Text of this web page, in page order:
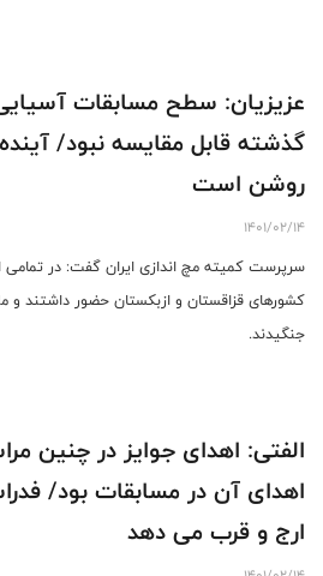
گذشته قابل مقایسه نبود/
روشن است
1401/02/14
سرپرست کمیته مچ اندازی ایران گفت: در تمامی
کشورهای قزاقستان و ازبکستان حضور داشتند و
جنگیدند.
الفتی: اهدای جوایز در چنین
اهدای آن در مسابقات بود/
ارج و قرب می دهد